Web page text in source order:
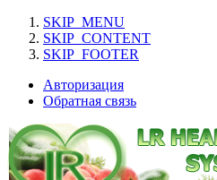
SKIP_MENU
SKIP_CONTENT
SKIP_FOOTER
Авторизация
Обратная связь